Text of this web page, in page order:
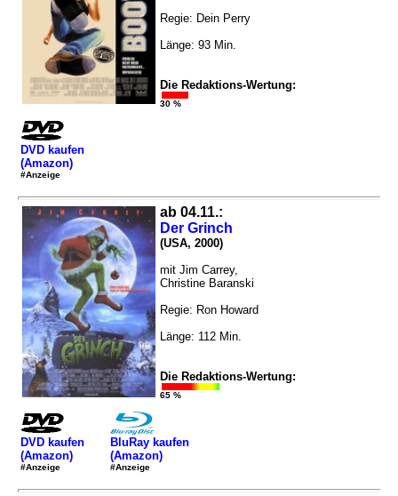
Regie: Dein Perry
Länge: 93 Min.
Die Redaktions-Wertung:
30 %
DVD kaufen
(Amazon)
#Anzeige
ab 04.11.:
Der Grinch
(USA, 2000)
mit Jim Carrey,
Christine Baranski
Regie: Ron Howard
Länge: 112 Min.
Die Redaktions-Wertung:
65 %
DVD kaufen
(Amazon)
#Anzeige
BluRay kaufen
(Amazon)
#Anzeige